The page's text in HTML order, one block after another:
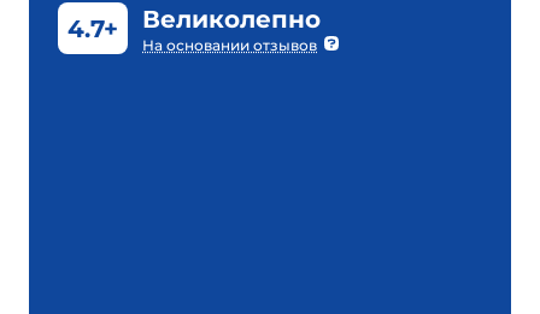
4.7+ Великолепно
На основании отзывов